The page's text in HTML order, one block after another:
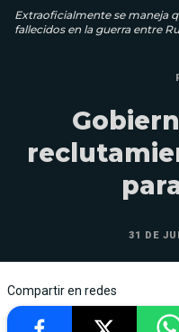
Extraoficialmente se maneja
fallecidos en la guerra entre
31 DE
Compartir en redes